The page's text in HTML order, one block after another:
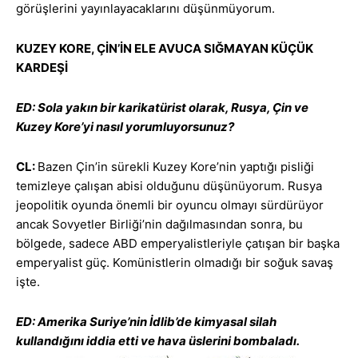
görüşlerini yayınlayacaklarını düşünmüyorum.
KUZEY KORE, ÇİN’İN ELE AVUCA SIĞMAYAN KÜÇÜK
KARDEŞİ
ED: Sola yakın bir karikatürist olarak, Rusya, Çin ve
Kuzey Kore’yi nasıl yorumluyorsunuz?
CL: Bazen Çin’in sürekli Kuzey Kore’nin yaptığı pisliği
temizleye çalışan abisi olduğunu düşünüyorum. Rusya
jeopolitik oyunda önemli bir oyuncu olmayı sürdürüyor
ancak Sovyetler Birliği’nin dağılmasından sonra, bu
bölgede, sadece ABD emperyalistleriyle çatışan bir başka
emperyalist güç. Komünistlerin olmadığı bir soğuk savaş
işte.
ED: Amerika Suriye’nin İdlib’de kimyasal silah
kullandığını iddia etti ve hava üslerini bombaladı.